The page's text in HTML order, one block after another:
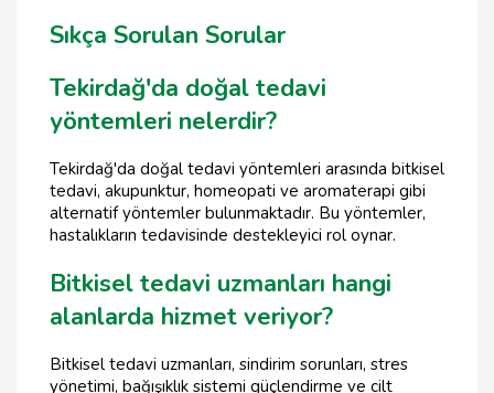
Sıkça Sorulan Sorular
Tekirdağ'da doğal tedavi
yöntemleri nelerdir?
Tekirdağ'da doğal tedavi yöntemleri arasında bitkisel
tedavi, akupunktur, homeopati ve aromaterapi gibi
alternatif yöntemler bulunmaktadır. Bu yöntemler,
hastalıkların tedavisinde destekleyici rol oynar.
Bitkisel tedavi uzmanları hangi
alanlarda hizmet veriyor?
Bitkisel tedavi uzmanları, sindirim sorunları, stres
yönetimi, bağışıklık sistemi güçlendirme ve cilt